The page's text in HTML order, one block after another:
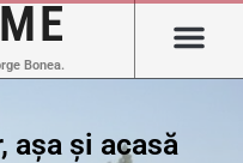
Bonea.
așa și acasă